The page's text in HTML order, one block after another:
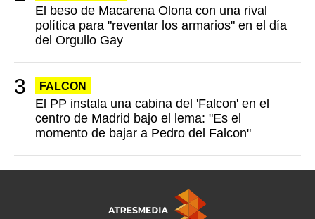
El beso de Macarena Olona con una rival
política para "reventar los armarios" en el día
del Orgullo Gay
FALCON
El PP instala una cabina del 'Falcon' en el
centro de Madrid bajo el lema: "Es el
momento de bajar a Pedro del Falcon"